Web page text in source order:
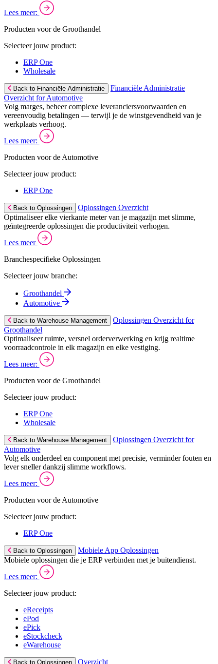
Lees meer:
Producten voor de Groothandel
Selecteer jouw product:
ERP One
Wholesale
Back to Financiële Administratie
Financiële Administratie
Overzicht for Automotive
Volg marges, beheer complexe leveranciersvoorwaarden en
vereenvoudig betalingen — terwijl je de winstgevendheid van je
werkplaats verhoog.
Lees meer:
Producten voor de Automotive
Selecteer jouw product:
ERP One
Back to Oplossingen
Oplossingen Overzicht
Optimaliseer elke vierkante meter van je magazijn met slimme,
geïntegreerde oplossingen die productiviteit verhogen.
Lees meer
Branchespecifieke Oplossingen
Selecteer jouw branche:
Groothandel
Automotive
Back to Warehouse Management
Oplossingen Overzicht for
Groothandel
Optimaliseer ruimte, versnel orderverwerking en krijg realtime
voorraadcontrole in elk magazijn en elke vestiging.
Lees meer:
Producten voor de Groothandel
Selecteer jouw product:
ERP One
Wholesale
Back to Warehouse Management
Oplossingen Overzicht for
Automotive
Volg elk onderdeel en component met precisie, verminder fouten en
lever sneller dankzij slimme workflows.
Lees meer:
Producten voor de Automotive
Selecteer jouw product:
ERP One
Back to Oplossingen
Mobiele App Oplossingen
Mobiele oplossingen die je ERP verbinden met je buitendienst.
Lees meer:
Selecteer jouw product:
eReceipts
ePod
ePick
eStockcheck
eWarehouse
Back to Oplossingen
Overzicht